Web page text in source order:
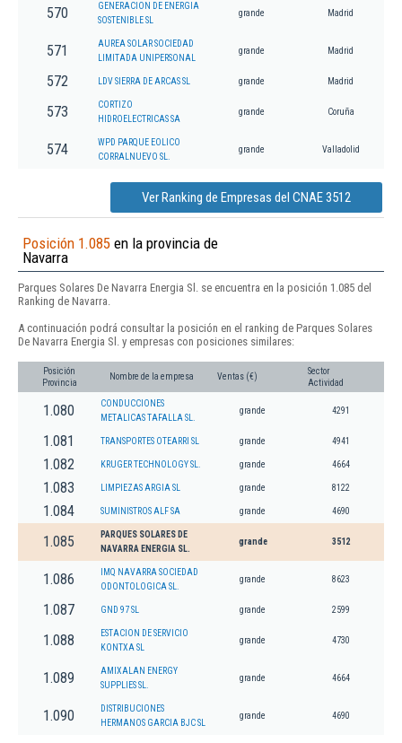
570
GENERACION DE ENERGIA
SOSTENIBLE SL
grande Madrid
571
AUREA SOLAR SOCIEDAD
LIMITADA UNIPERSONAL
grande Madrid
572 LDV SIERRA DE ARCAS SL grande Madrid
573
CORTIZO
HIDROELECTRICAS SA
grande Coruña
574
WPD PARQUE EOLICO
CORRALNUEVO SL.
grande Valladolid
Ver Ranking de Empresas del CNAE 3512
Posición 1.085 en la provincia de
Navarra
Parques Solares De Navarra Energia Sl. se encuentra en la posición 1.085 del
Ranking de Navarra.
A continuación podrá consultar la posición en el ranking de Parques Solares
De Navarra Energia Sl. y empresas con posiciones similares:
Posición
Provincia
Nombre de la empresa Ventas (€)
Sector
Actividad
1.080
CONDUCCIONES
METALICAS TAFALLA SL.
grande 4291
1.081 TRANSPORTES OTEARRI SL grande 4941
1.082 KRUGER TECHNOLOGY SL. grande 4664
1.083 LIMPIEZAS ARGIA SL grande 8122
1.084 SUMINISTROS ALF SA grande 4690
1.085
PARQUES SOLARES DE
NAVARRA ENERGIA SL.
grande 3512
1.086
IMQ NAVARRA SOCIEDAD
ODONTOLOGICA SL.
grande 8623
1.087 GND 97 SL grande 2599
1.088
ESTACION DE SERVICIO
KONTXA SL
grande 4730
1.089
AMIXALAN ENERGY
SUPPLIES SL.
grande 4664
1.090
DISTRIBUCIONES
HERMANOS GARCIA BJC SL
grande 4690